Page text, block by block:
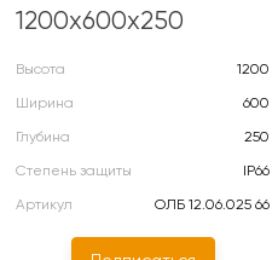
1200х600х250
Высота
1200
Ширина
600
Глубина
250
Степень защиты
IP66
Артикул
ОЛБ 12.06.025 66